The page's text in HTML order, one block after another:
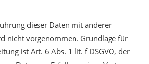
dieser Daten mit anderen
nicht vorgenommen. Grundlage für
ist Art. 6 Abs. 1 lit. f DSGVO, der